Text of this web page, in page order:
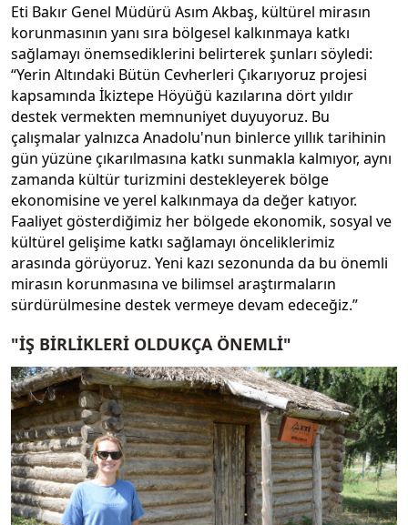
Eti Bakır Genel Müdürü Asım Akbaş, kültürel mirasın
korunmasının yanı sıra bölgesel kalkınmaya katkı
sağlamayı önemsediklerini belirterek şunları söyledi:
“Yerin Altındaki Bütün Cevherleri Çıkarıyoruz projesi
kapsamında İkiztepe Höyüğü kazılarına dört yıldır
destek vermekten memnuniyet duyuyoruz. Bu
çalışmalar yalnızca Anadolu'nun binlerce yıllık tarihinin
gün yüzüne çıkarılmasına katkı sunmakla kalmıyor, aynı
zamanda kültür turizmini destekleyerek bölge
ekonomisine ve yerel kalkınmaya da değer katıyor.
Faaliyet gösterdiğimiz her bölgede ekonomik, sosyal ve
kültürel gelişime katkı sağlamayı önceliklerimiz
arasında görüyoruz. Yeni kazı sezonunda da bu önemli
mirasın korunmasına ve bilimsel araştırmaların
sürdürülmesine destek vermeye devam edeceğiz.”
"İŞ BİRLİKLERİ OLDUKÇA ÖNEMLİ"